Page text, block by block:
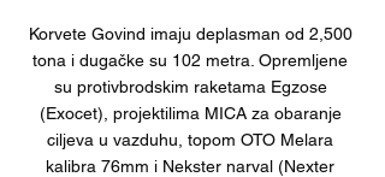
Korvete Govind imaju deplasman od 2,500
tona i dugačke su 102 metra. Opremljene
su protivbrodskim raketama Egzose
(Exocet), projektilima MICA za obaranje
ciljeva u vazduhu, topom OTO Melara
kalibra 76mm i Nekster narval (Nexter